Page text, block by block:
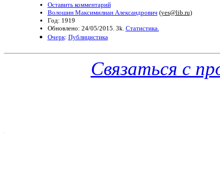
Оставить комментарий
Волошин Максимилиан Александрович (yes@lib.ru)
Год: 1919
Обновлено: 24/05/2015. 3k. Статистика.
Очерк: Публицистика
Связаться с